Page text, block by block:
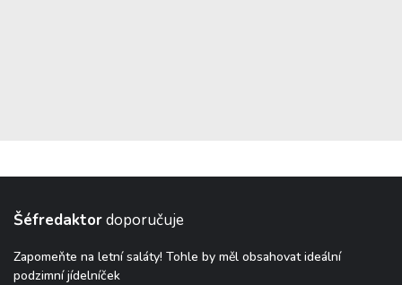
Šéfredaktordoporučuje
Zapomeňte na letní saláty! Tohle by měl obsahovat ideální
podzimní jídelníček